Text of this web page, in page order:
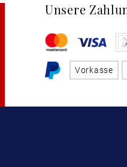
Unsere
Vorkasse